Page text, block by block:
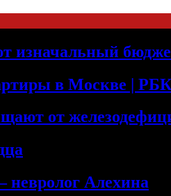
изначальный
в Москве |
от
Алехина